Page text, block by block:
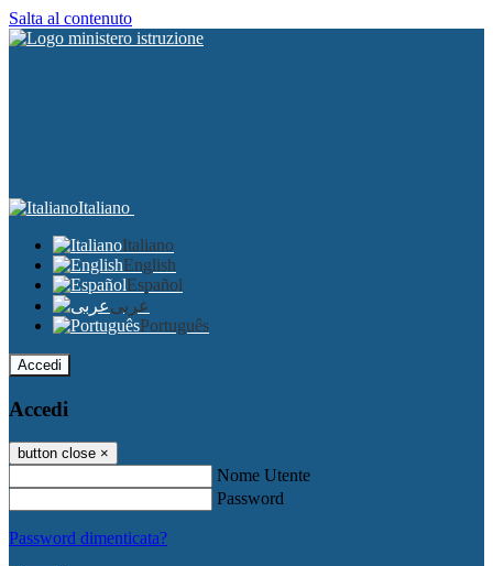
Salta al contenuto
Italiano
Italiano
English
Español
عربى
Português
Accedi
Accedi
button close ×
Nome Utente
Password
Password dimenticata?